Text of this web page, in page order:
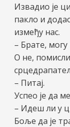
Извадио је
пакло и
између нас.
– Брате,
О не,
– Питај.
Успео је да
– Идеш ли у
Боље да је